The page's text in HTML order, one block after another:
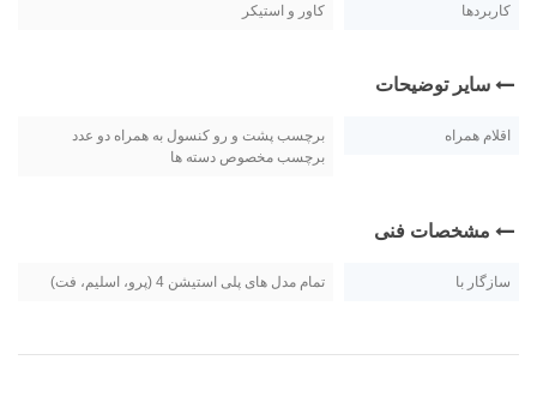
کاربردها کاور و استیکر
سایر توضیحات
اقلام همراه
برچسب پشت و رو کنسول به همراه دو عدد
برچسب مخصوص دسته ها
مشخصات فنی
سازگار با تمام مدل های پلی استیشن 4 (پرو، اسلیم، فت)